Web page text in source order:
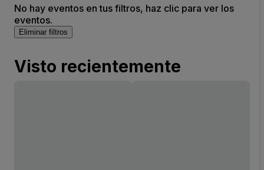
No hay eventos en tus filtros, haz clic para ver los
eventos.
Eliminar filtros
Visto recientemente